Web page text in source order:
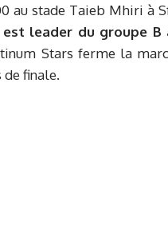
au stade Taieb Mhiri à
est leader du groupe B
Stars ferme la
finale.